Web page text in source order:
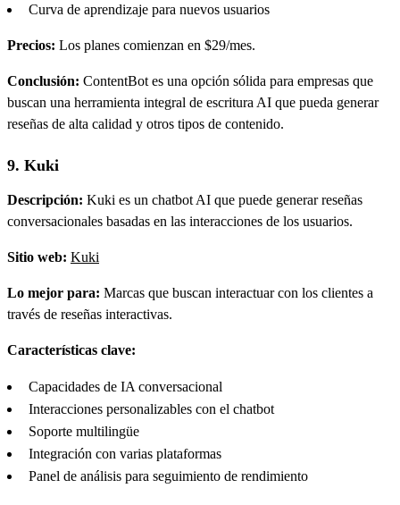
Curva de aprendizaje para nuevos usuarios
Precios: Los planes comienzan en $29/mes.
Conclusión: ContentBot es una opción sólida para empresas que
buscan una herramienta integral de escritura AI que pueda generar
reseñas de alta calidad y otros tipos de contenido.
9. Kuki
Descripción: Kuki es un chatbot AI que puede generar reseñas
conversacionales basadas en las interacciones de los usuarios.
Sitio web: Kuki
Lo mejor para: Marcas que buscan interactuar con los clientes a
través de reseñas interactivas.
Características clave:
Capacidades de IA conversacional
Interacciones personalizables con el chatbot
Soporte multilingüe
Integración con varias plataformas
Panel de análisis para seguimiento de rendimiento